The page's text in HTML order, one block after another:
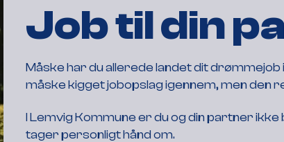
Job til din
Måske har du allerede landet dit drømmejob
måske kigget jobopslag igennem, men den
I Lemvig Kommune er du og din partner
tager personligt hånd om.